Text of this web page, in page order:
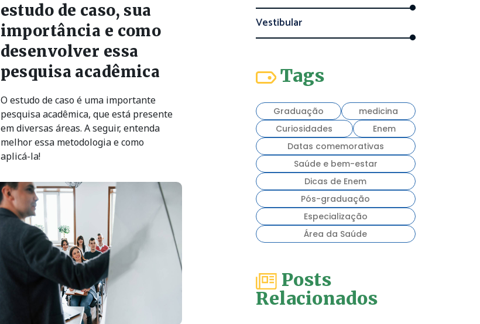
estudo de caso, sua
importância e como
desenvolver essa
pesquisa acadêmica
O estudo de caso é uma importante
pesquisa acadêmica, que está presente
em diversas áreas. A seguir, entenda
melhor essa metodologia e como
aplicá-la!
Vestibular
Tags
Graduação
medicina
Curiosidades
Enem
Datas comemorativas
Saúde e bem-estar
Dicas de Enem
Pós-graduação
Especialização
Área da Saúde
Posts
Relacionados